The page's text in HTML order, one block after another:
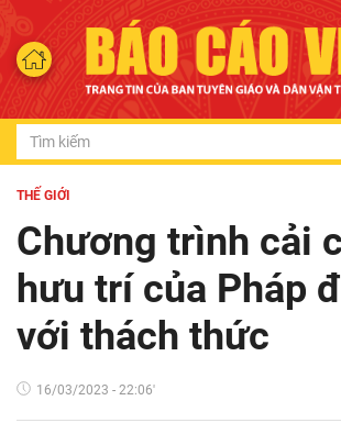
THẾ GIỚI
Chương trình cải
hưu trí của Pháp
với thách thức
16/03/2023 - 22:06'